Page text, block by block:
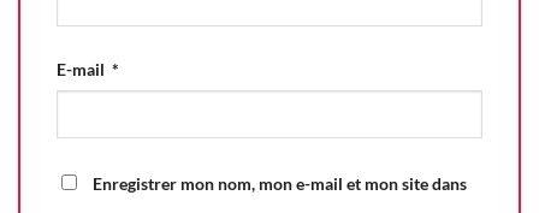
E-mail *
Enregistrer mon nom, mon e-mail et mon site dans